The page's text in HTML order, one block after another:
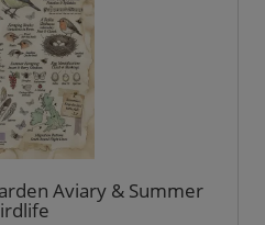
Aviary & Summer